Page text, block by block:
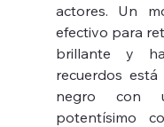
actores. Un
efectivo para
brillante y
recuerdos
negro con
potentísimo